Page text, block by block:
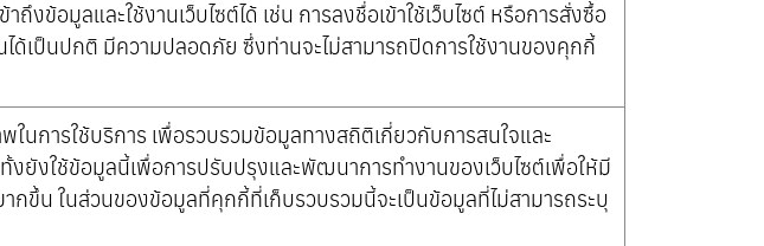
ถึงข้อมูลและใช้งานเว็บไซต์ได้ เช่น การลงชื่อเข้าใช้เว็บไซต์ หรือการสั่งซื้อ
ได้เป็นปกติ มีความปลอดภัย ซึ่งท่านจะไม่สามารถปิดการใช้งานของคุกกี้
ในการใช้บริการ เพื่อรวบรวมข้อมูลทางสถิติเกี่ยวกับการสนใจและ
งยังใช้ข้อมูลนี้เพื่อการปรับปรุงและพัฒนาการทำงานของเว็บไซต์เพื่อให้มี
ขึ้น ในส่วนของข้อมูลที่คุกกี้ที่เก็บรวบรวมนี้จะเป็นข้อมูลที่ไม่สามารถระบุ